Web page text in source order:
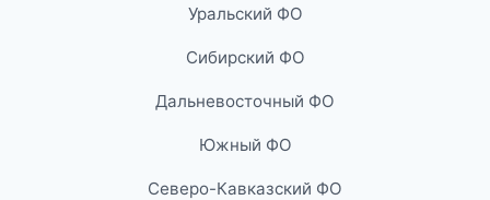
Уральский ФО
Сибирский ФО
Дальневосточный ФО
Южный ФО
Северо-Кавказский ФО